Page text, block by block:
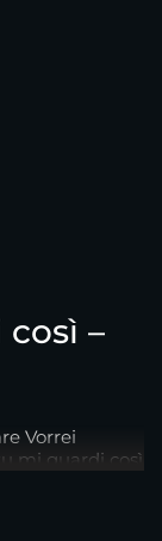
–
Vorrei
mi guardi così